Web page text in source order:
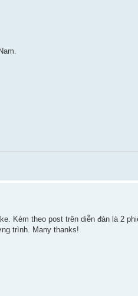
Kèm theo post trên diễn đàn là 2
trình. Many thanks!